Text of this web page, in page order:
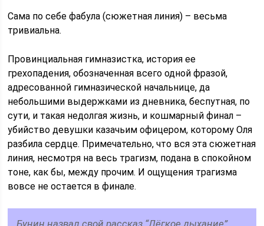
Сама по себе фабула (сюжетная линия) – весьма
тривиальна.
Провинциальная гимназистка, история ее
грехопадения, обозначенная всего одной фразой,
адресованной гимназической начальнице, да
небольшими выдержками из дневника, беспутная, по
сути, и такая недолгая жизнь, и кошмарный финал –
убийство девушки казачьим офицером, которому Оля
разбила сердце. Примечательно, что вся эта сюжетная
линия, несмотря на весь трагизм, подана в спокойном
тоне, как бы, между прочим. И ощущения трагизма
вовсе не остается в финале.
Бунин назвал свой рассказ “Лёгкое дыхание”.